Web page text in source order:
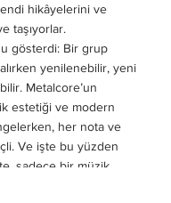
hikâyelerini ve
taşıyorlar.
gösterdi: Bir grup
yenilenebilir, yeni
Metalcore’un
estetiği ve modern
her nota ve
Ve işte bu yüzden
sadece bir müzik